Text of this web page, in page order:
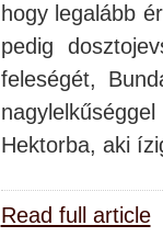
hogy legalább
pedig
feleségét,
Hektorba, aki
Read full article